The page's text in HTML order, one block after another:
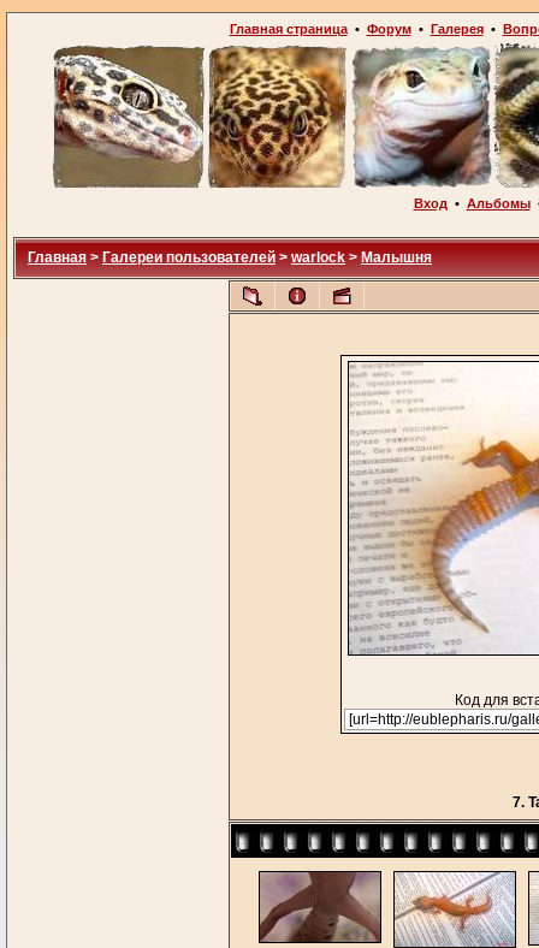
Главная страница• Форум• Галерея•
Вход • Альбомы
Главная > Галереи пользователей > warlock > Малышня
Код для
7.